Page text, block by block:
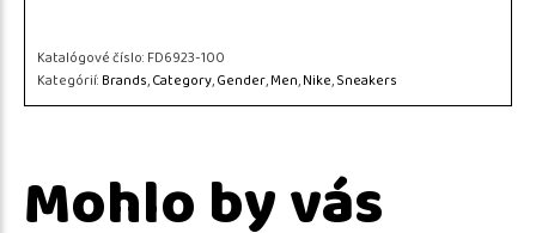
Katalógové číslo:FD6923-100
Kategórií:Brands,Category,Gender,Men,Nike,Sneakers
Mohlo by vás